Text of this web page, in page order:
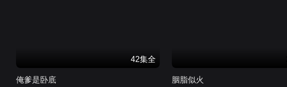
42集全
俺爹是卧底 胭脂似火